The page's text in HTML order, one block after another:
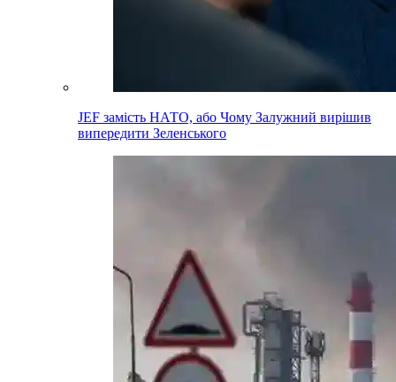
JEF замість НАТО, або Чому Залужний вирішив
випередити Зеленського